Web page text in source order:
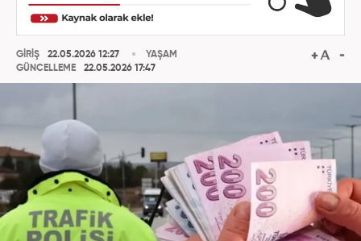
GİRİŞ
22.05.2026 12:27
GÜNCELLEME
22.05.2026 17:47
YAŞAM